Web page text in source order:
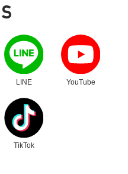
LINE
別ウィンドウリンク
YouTube
別ウィンドウリンク
TikTok
別ウィンドウリンク